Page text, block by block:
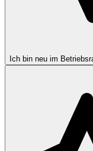
Ich bin neu im